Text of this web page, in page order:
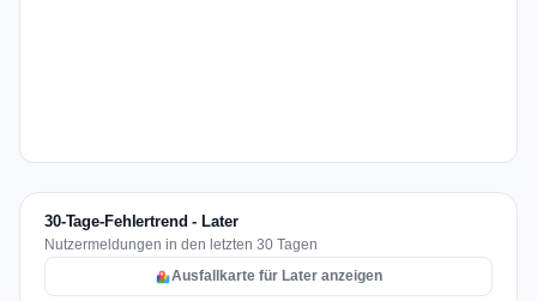
30-Tage-Fehlertrend - Later
Nutzermeldungen in den letzten 30 Tagen
Ausfallkarte für Later anzeigen